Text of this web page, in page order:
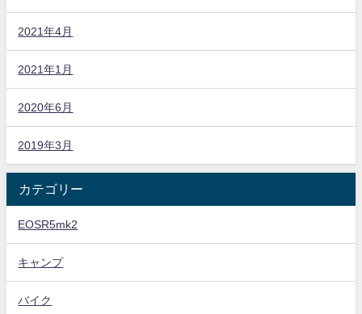
2021年4月
2021年1月
2020年6月
2019年3月
カテゴリー
EOSR5mk2
キャンプ
バイク